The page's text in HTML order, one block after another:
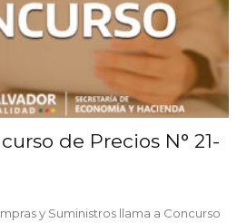
de Precios N° 21-
y Suministros llama a Concurso